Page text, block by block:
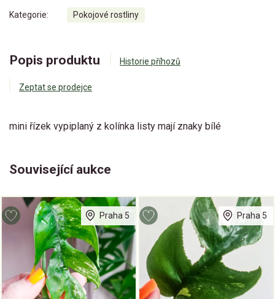
Kategorie: Pokojové rostliny
Popis produktu Historie příhozů
Zeptat se prodejce
mini řízek vypiplaný z kolínka listy mají znaky bílé
Související aukce
Praha 5 Praha 5